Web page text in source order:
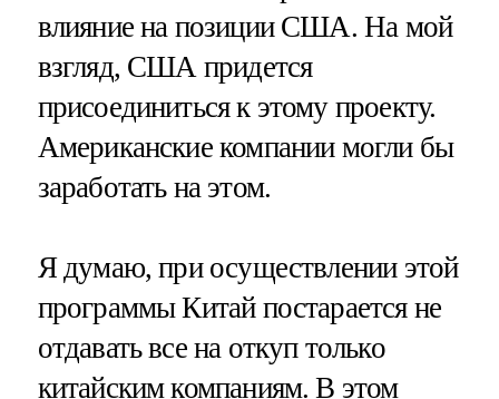
влияние на позиции США. На мой
взгляд, США придется
присоединиться к этому проекту.
Американские компании могли бы
заработать на этом.
Я думаю, при осуществлении этой
программы Китай постарается не
отдавать все на откуп только
китайским компаниям. В этом